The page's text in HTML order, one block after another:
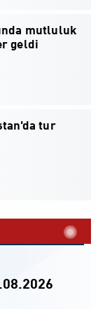
mutluluk
geldi
tur